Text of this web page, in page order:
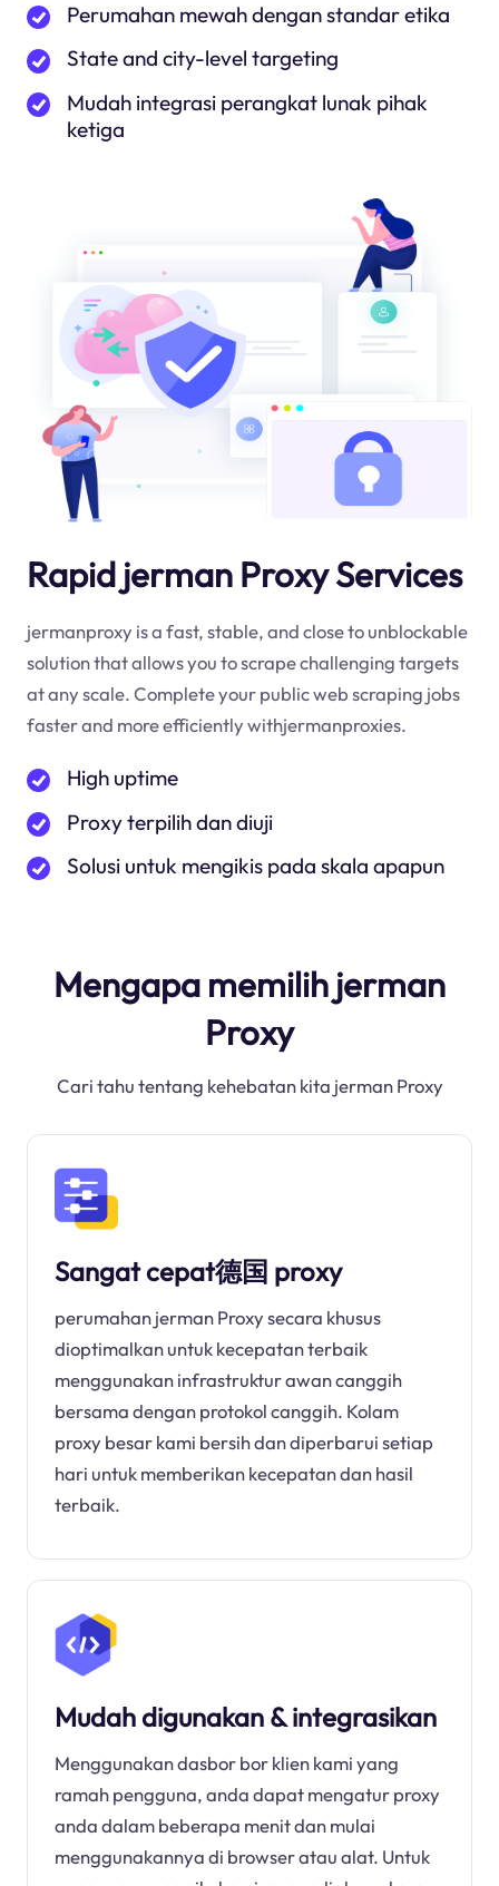
Perumahan mewah dengan standar etika
State and city-level targeting
Mudah integrasi perangkat lunak pihak
ketiga
Rapid jerman Proxy Services
jermanproxy is a fast, stable, and close to unblockable
solution that allows you to scrape challenging targets
at any scale. Complete your public web scraping jobs
faster and more efficiently withjermanproxies.
High uptime
Proxy terpilih dan diuji
Solusi untuk mengikis pada skala apapun
Mengapa memilih jerman
Proxy
Cari tahu tentang kehebatan kita jerman Proxy
Sangat cepat德国 proxy
perumahan jerman Proxy secara khusus
dioptimalkan untuk kecepatan terbaik
menggunakan infrastruktur awan canggih
bersama dengan protokol canggih. Kolam
proxy besar kami bersih dan diperbarui setiap
hari untuk memberikan kecepatan dan hasil
terbaik.
Mudah digunakan & integrasikan
Menggunakan dasbor bor klien kami yang
ramah pengguna, anda dapat mengatur proxy
anda dalam beberapa menit dan mulai
menggunakannya di browser atau alat. Untuk